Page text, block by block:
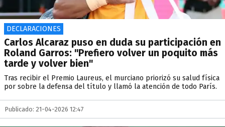
DECLARACIONES
Carlos Alcaraz puso en duda su participación en
Roland Garros: "Prefiero volver un poquito más
tarde y volver bien"
Tras recibir el Premio Laureus, el murciano priorizó su salud física
por sobre la defensa del título y llamó la atención de todo París.
Publicado: 21-04-2026 12:47